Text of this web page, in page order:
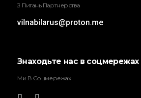
З Питань Партнерства
vilnabilarus@proton.me
Знаходьте нас в соцмережах
Ми В Соцмережах